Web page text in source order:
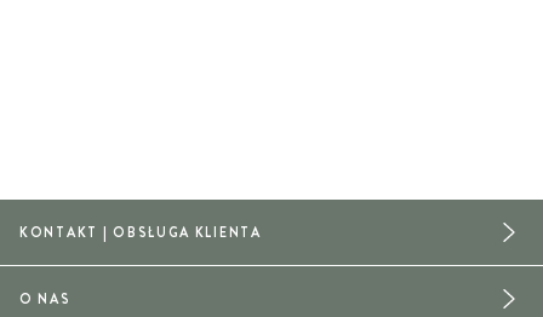
KONTAKT | OBSŁUGA KLIENTA
O NAS